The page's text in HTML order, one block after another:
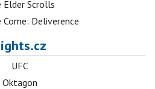
Elder Scrolls
Come: Deliverence
UFC
Oktagon